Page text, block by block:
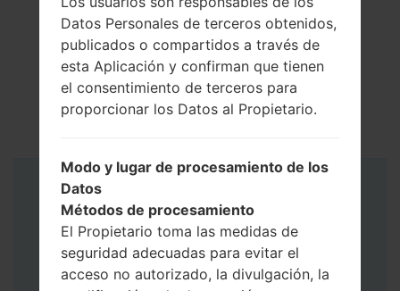
Instrucciones
Datos Personales de terceros obtenidos,
publicados o compartidos a través de
esta Aplicación y confirman que tienen
el consentimiento de terceros para
proporcionar los Datos al Propietario.
Modo y lugar de procesamiento de los
Datos
Métodos de procesamiento
El Propietario toma las medidas de
seguridad adecuadas para evitar el
acceso no autorizado, la divulgación, la